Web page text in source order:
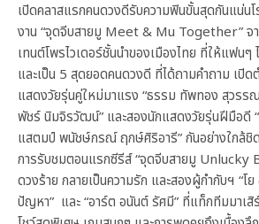
เปิดคลาสแรกคนดวงดีรับความฟินขั้นสุดกันแน่น
งาน “จุดจีบสายมู Meet & Mu Together” จ
เทนต์โพรไวเดอร์ชั้นนำของเมืองไทย ที่ให้แฟน
และเป็น 5 สุดยอดคนดวงดี ที่ได้ถามคำถาม เปิด
แสดงวัยรุ่นคู่ใหม่มาแรง “ธรรม ทัพทอง สุวร
พัชร์ นิมจิรวัฒน์” และสองนักแสดงวัยรุ่นฝีมือดี
แสตมป์ พนัชษ์กรณ์ ฤกษ์ศิริอารี” กันอย่างใกล้ชิ
การรับชมตอนแรกซีรีส์ “จุดจีบสายมู Unlucky
ดวงร้าย กลายเป็นความรัก และสองผู้กำกับฯ “โ
ปัญหา” และ “อาร์ต อนันต์ รัศมี” ที่แท็กทีมมาเ